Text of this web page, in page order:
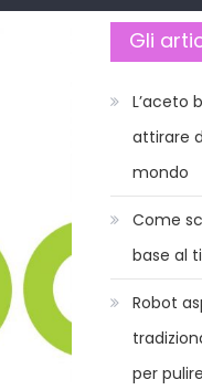
Gli
L’aceto
attirare
mondo
Come
base al
Robot
per